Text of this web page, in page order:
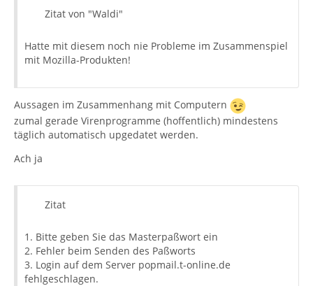
Zitat von "Waldi"
Hatte mit diesem noch nie Probleme im Zusammenspiel
mit Mozilla-Produkten!
Aussagen im Zusammenhang mit Computern
zumal gerade Virenprogramme (hoffentlich) mindestens
täglich automatisch upgedatet werden.
Ach ja
Zitat
1. Bitte geben Sie das Masterpaßwort ein
2. Fehler beim Senden des Paßworts
3. Login auf dem Server popmail.t-online.de
fehlgeschlagen.